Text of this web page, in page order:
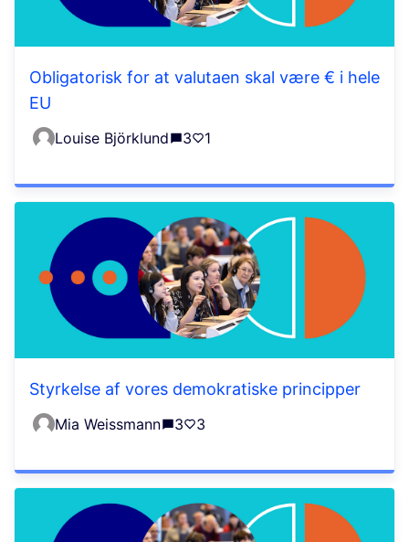
Obligatorisk for at valutaen skal være € i hele
EU
Louise Björklund 3 1
Styrkelse af vores demokratiske principper
Mia Weissmann 3 3